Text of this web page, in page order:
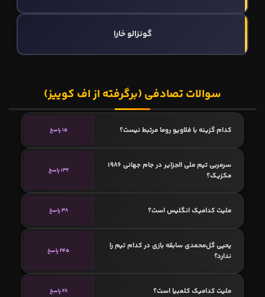
گونزالو خارا
سوالات تصادفی (برگرفته از اف کوییز)
کدام گزینه با فلاویو روما مرتبط نیست؟ 15 پاسخ
سرمربی تیم ملی الجزایر در جام جهانی 1986
مکزیک؟
132 پاسخ
ملیت کدامیک انگلیس است؟ 38 پاسخ
یحیی گل‌محمدی سابقه بازی در کدام تیم را
ندارد؟
245 پاسخ
ملیت کدامیک کلمبیا است؟ 28 پاسخ